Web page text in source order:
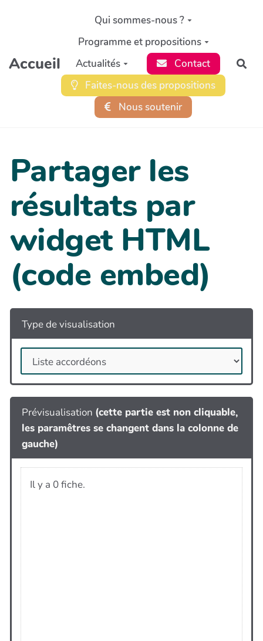
Aller au contenu principal
Accueil
Qui sommes-nous ?
Programme et propositions
Actualités
Contact
Faites-nous des propositions
Nous soutenir
Partager les
résultats par
widget HTML
(code embed)
Type de visualisation
Prévisualisation (cette partie est non cliquable,
les paramêtres se changent dans la colonne de
gauche)